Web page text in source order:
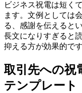
ビジネス祝電は短く
ます。文例としては
る、感謝を伝えると
長文になりすぎると
抑える方が効果的です
取引先への祝
テンプレート